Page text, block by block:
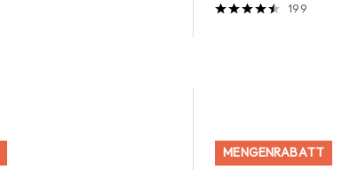
199
MENGENRABATT